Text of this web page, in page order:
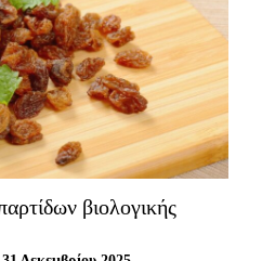
βιολογικής